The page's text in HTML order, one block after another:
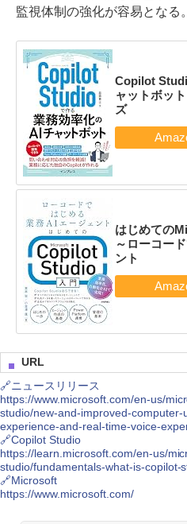
監視体制の強化が容易となる。
Copilot
ャットボッ
ズ
はじめての
～ローコー
ント
URL
🔗ニュースリリース
https://www.microsoft.com/en-us/
studio/new-and-improved-
experience-and-real-time-voice-
🔗Copilot Studio
https://learn.microsoft.com/en-us/
studio/fundamentals-what-is-copilot-
🔗Microsoft
https://www.microsoft.com/